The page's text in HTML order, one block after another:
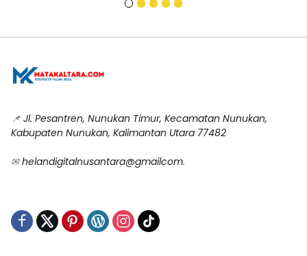
📌 Jl. Pesantren, Nunukan Timur, Kecamatan Nunukan,
Kabupaten Nunukan, Kalimantan Utara 77482
✉ helandigitalnusantara@gmailcom.